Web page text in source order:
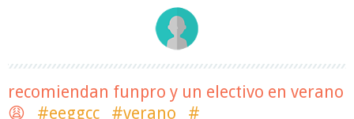
recomiendan funpro y un electivo en verano
😩
#eeggcc #verano #